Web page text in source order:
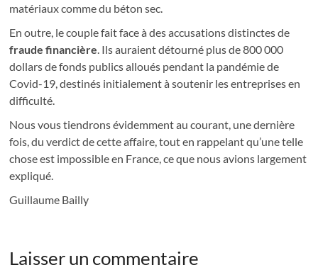
matériaux comme du béton sec.
En outre, le couple fait face à des accusations distinctes de
fraude financière . Ils auraient détourné plus de 800 000
dollars de fonds publics alloués pendant la pandémie de
Covid-19, destinés initialement à soutenir les entreprises en
difficulté.
Nous vous tiendrons évidemment au courant, une dernière
fois, du verdict de cette affaire, tout en rappelant qu’une telle
chose est impossible en France, ce que nous avions largement
expliqué.
Guillaume Bailly
Laisser un commentaire